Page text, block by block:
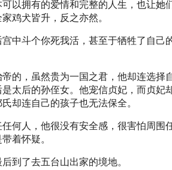
以拥有的爱情和完整的人生，也让她
鸡犬皆升，反之亦然。
中斗个你死我活，甚至于牺牲了自己
的，虽然贵为一国之君，他却连选择
太后的孙侄女。他宠信贞妃，而贞妃
却连自己的孩子也无法保全。
何人，他很没有安全感，很害怕周围
着怀疑。
到了去五台山出家的境地。